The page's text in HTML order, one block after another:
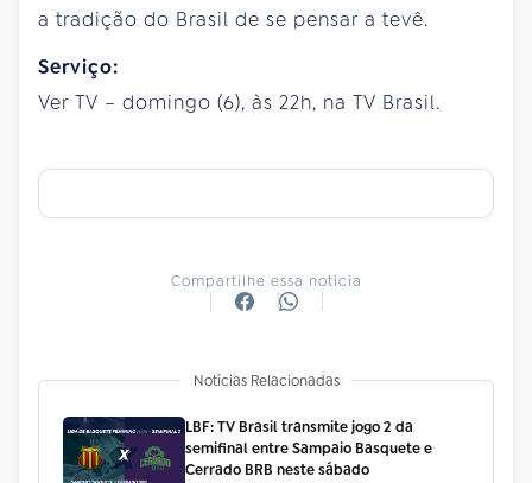
a tradição do Brasil de se pensar a tevê.
Serviço:
Ver TV – domingo (6), às 22h, na TV Brasil.
Compartilhe essa notícia
Notícias Relacionadas
LBF: TV Brasil transmite jogo 2 da
semifinal entre Sampaio Basquete e
Cerrado BRB neste sábado